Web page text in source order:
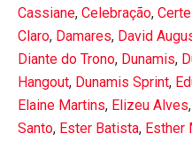
Cassiane, Celebração,
Claro, Damares, David
Diante do Trono, Dunamis,
Hangout, Dunamis Sprint,
Elaine Martins, Elizeu Alves,
Santo, Ester Batista, Esther